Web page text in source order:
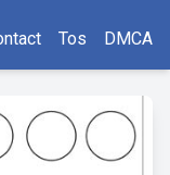
Tos DMCA